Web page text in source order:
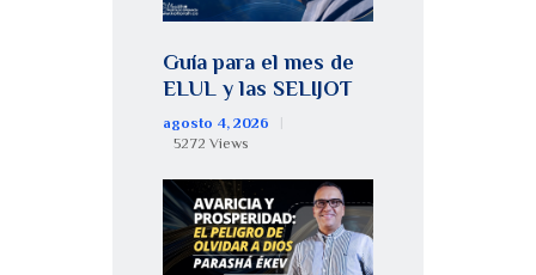
Guía para el mes de
ELUL y las SELIJOT
agosto 4, 2026
5272 Views